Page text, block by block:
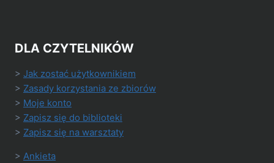
DLA CZYTELNIKÓW
> Jak zostać użytkownikiem
> Zasady korzystania ze zbiorów
> Moje konto
> Zapisz się do biblioteki
> Zapisz się na warsztaty
> Ankieta